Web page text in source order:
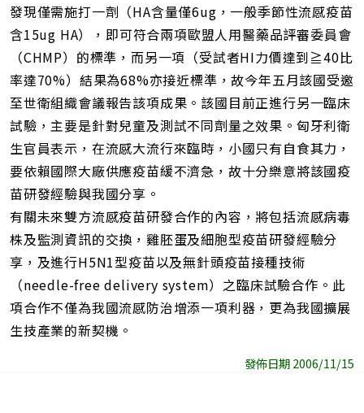
發現僅需施打一劑（HA含量僅6ug，一般季節性流感疫苗
含15ug HA），即可符合兩項歐盟人用醫藥品評審委員會
（CHMP）的標準，而另一項（受試者HI力價達到≧40比
率達70%）結果為68%亦接近標準，故今年五月該國受邀
至世衛組織會議報告該項成果。該國目前正進行另一臨床
試驗，主要是針對兒童及測試不同劑量之效果。匈牙利衛
生官員表示，在流感大流行來臨時，小國只有自食其力，
要依賴國際大廠供應疫苗緩不濟急，故十分樂意將該國疫
苗研發經驗與我國分享。
有關未來雙方流感疫苗研發合作的內容，將包括流感病毒
株及監測資訊的交換，雞胚蛋及細胞型疫苗研發經驗分
享，及進行H5N1型疫苗以及無針頭疫苗接種技術
（needle-free delivery system）之臨床試驗合作。此
項合作不僅為我國流感防治增添一項利器，更為我國擴展
生技產業的新契機。
發佈日期 2006/11/15